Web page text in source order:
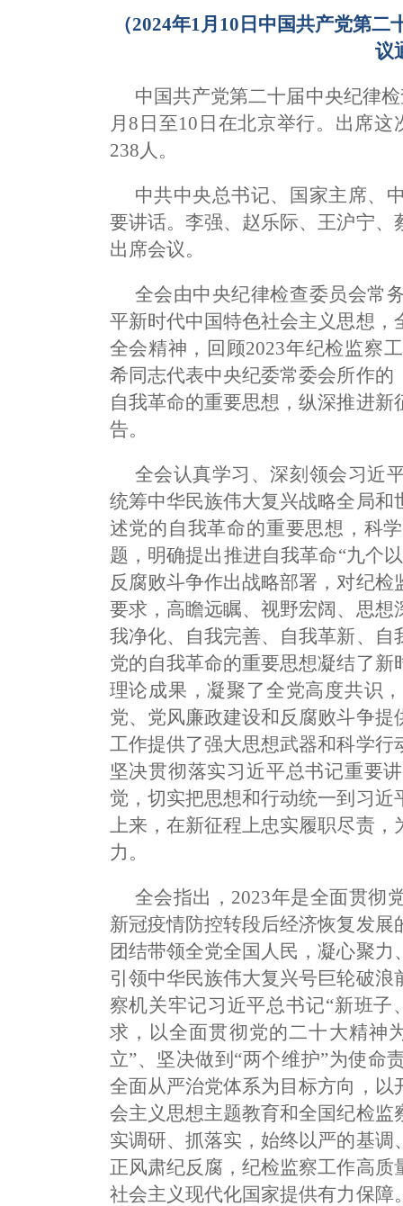
（2024年1月10日中国共产党第
议
中国共产党第二十届中央纪律
月8日至10日在北京举行。出席
238人。
中共中央总书记、国家主席、
要讲话。李强、赵乐际、王沪宁
出席会议。
全会由中央纪律检查委员会常
平新时代中国特色社会主义思想
全会精神，回顾2023年纪检监察
希同志代表中央纪委常委会所作
自我革命的重要思想，纵深推进
告。
全会认真学习、深刻领会习近
统筹中华民族伟大复兴战略全局
述党的自我革命的重要思想，科
题，明确提出推进自我革命“九个
反腐败斗争作出战略部署，对纪
要求，高瞻远瞩、视野宏阔、思
我净化、自我完善、自我革新、
党的自我革命的重要思想凝结了
理论成果，凝聚了全党高度共识
党、党风廉政建设和反腐败斗争
工作提供了强大思想武器和科学
坚决贯彻落实习近平总书记重要
觉，切实把思想和行动统一到习
上来，在新征程上忠实履职尽责
力。
全会指出，2023年是全面贯彻
新冠疫情防控转段后经济恢复发
团结带领全党全国人民，凝心聚
引领中华民族伟大复兴号巨轮破
察机关牢记习近平总书记“新班
求，以全面贯彻党的二十大精神
立”、坚决做到“两个维护”为使命
全面从严治党体系为目标方向，
会主义思想主题教育和全国纪检
实调研、抓落实，始终以严的基
正风肃纪反腐，纪检监察工作高
社会主义现代化国家提供有力保